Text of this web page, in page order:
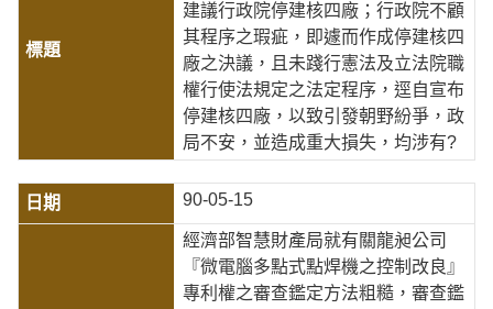
建議行政院停建核四廠；行政院不顧
其程序之瑕疵，即遽而作成停建核四
廠之決議，且未踐行憲法及立法院職
權行使法規定之法定程序，逕自宣布
停建核四廠，以致引發朝野紛爭，政
局不安，並造成重大損失，均涉有?
90-05-15
經濟部智慧財產局就有關龍昶公司
『微電腦多點式點焊機之控制改良』
專利權之審查鑑定方法粗糙，審查鑑